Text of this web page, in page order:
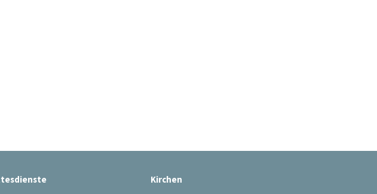
Kirchen